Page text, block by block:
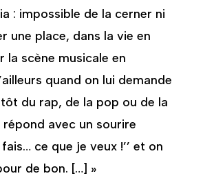
: impossible de la cerner ni
une place, dans la vie en
la scène musicale en
quand on lui demande
du rap, de la pop ou de la
répond avec un sourire
fais… ce que je veux !’’ et on
de bon. […] »